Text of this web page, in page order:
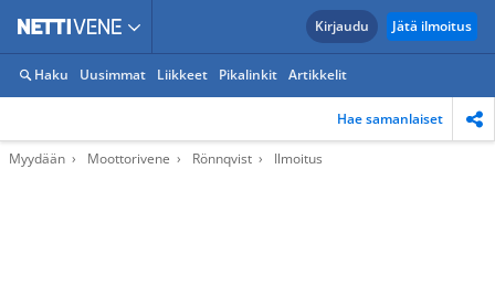
Kirjaudu Jätä ilmoitus
Haku Uusimmat Liikkeet Pikalinkit Artikkelit
Hae samanlaiset
Myydään Moottorivene Rönnqvist Ilmoitus